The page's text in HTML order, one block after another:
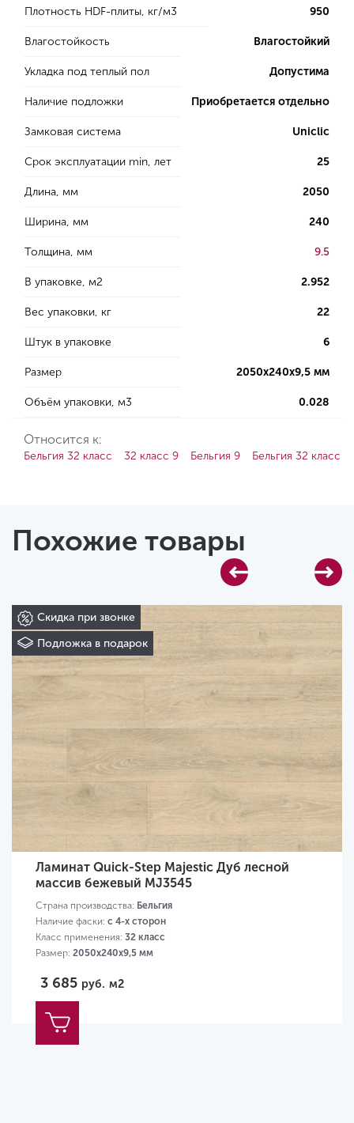
Плотность HDF-плиты, кг/м3 950
Влагостойкость Влагостойкий
Укладка под теплый пол Допустима
Наличие подложки Приобретается отдельно
Замковая система Uniclic
Срок эксплуатации min, лет 25
Длина, мм 2050
Ширина, мм 240
Толщина, мм 9.5
В упаковке, м2 2.952
Вес упаковки, кг 22
Штук в упаковке 6
Размер 2050х240х9,5 мм
Объём упаковки, м3 0.028
Относится к:
Бельгия 32 класс 32 класс 9 Бельгия 9 Бельгия 32 класс 9
Похожие товары
Скидка при звонке
Подложка в подарок
Ламинат Quick-Step Majestic Дуб лесной
массив бежевый MJ3545
Страна производства: Бельгия
Наличие фаски: с 4-х сторон
Класс применения: 32 класс
Размер: 2050х240х9,5 мм
3 685 руб. м2